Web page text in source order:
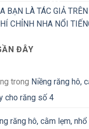
BẠN LÀ TÁC GIẢ
CHỈNH NHA NỔI
ĐÂY
trong Niềng răng hô,
cho răng số 4
răng hô, cằm lẹm,